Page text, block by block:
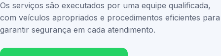
Os serviços são executados por uma equipe qualificada,
com veículos apropriados e procedimentos eficientes para
garantir segurança em cada atendimento.